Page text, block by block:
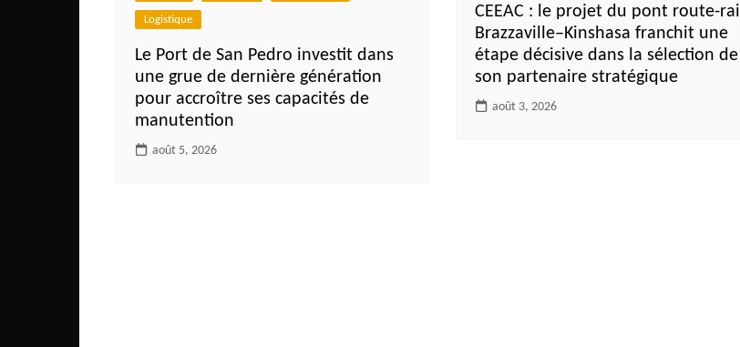
Logistique
Le Port de San Pedro investit dans
une grue de dernière génération
pour accroître ses capacités de
manutention
août 5, 2026
CEEAC : le projet du pont route-rail
Brazzaville–Kinshasa franchit une
étape décisive dans la sélection de
son partenaire stratégique
août 3, 2026